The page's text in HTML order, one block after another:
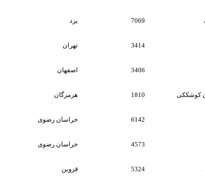
7069 یزد
3414 تهران
3406 اصفهان
کوشککی 1810 هرمزگان
6142 خراسان رضوی
4573 خراسان رضوی
5324 قزوین